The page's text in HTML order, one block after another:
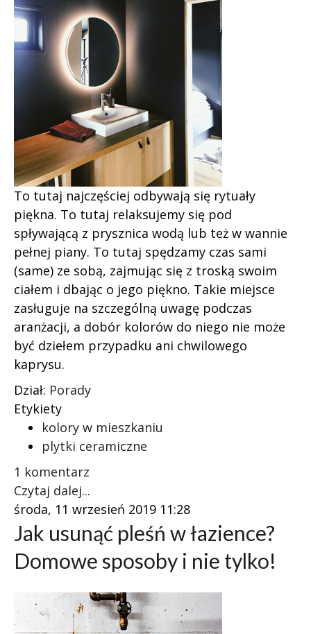
To tutaj najczęściej odbywają się rytuały
piękna. To tutaj relaksujemy się pod
spływającą z prysznica wodą lub też w wannie
pełnej piany. To tutaj spędzamy czas sami
(same) ze sobą, zajmując się z troską swoim
ciałem i dbając o jego piękno. Takie miejsce
zasługuje na szczególną uwagę podczas
aranżacji, a dobór kolorów do niego nie może
być dziełem przypadku ani chwilowego
kaprysu.
Dział: Porady
Etykiety
kolory w mieszkaniu
plytki ceramiczne
1 komentarz
Czytaj dalej...
środa, 11 wrzesień 2019 11:28
Jak usunąć pleśń w łazience?
Domowe sposoby i nie tylko!